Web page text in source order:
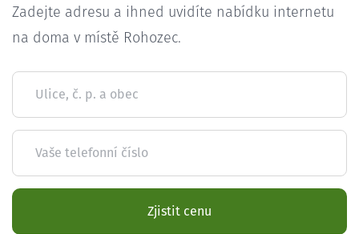
Zadejte adresu a ihned uvidíte nabídku internetu
na doma v místě Rohozec.
Ulice, č. p. a obec
Vaše telefonní číslo
Zjistit cenu